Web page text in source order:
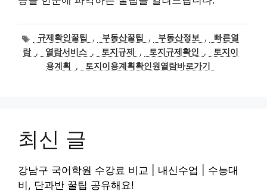
태규제확인꿀팁 , 부동산꿀팁 , 부동산정보 ,
빠른열
람 , 열람서비스 , 토지규제 , 토지규제확인 ,
토지이
용계획
, 토지이용계획확인원열람바로가기
최신 글
강남구 국어학원 수강료 비교 | 내신수업 | 수능대
비, 단과반 꿀팁 공유해요!